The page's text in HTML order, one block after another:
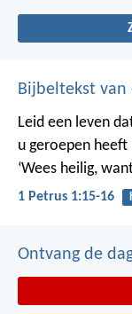
Bijbeltekst van
Leid een leven
u geroepen heeft
‘Wees heilig,
1 Petrus 1:15-16
Ontvang de